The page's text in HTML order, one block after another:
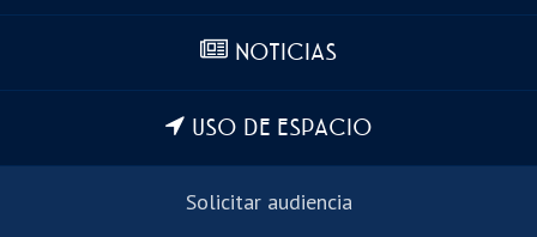
NOTICIAS
USO DE ESPACIO
Solicitar audiencia